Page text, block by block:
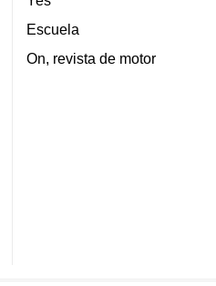
Escuela
On, revista de motor